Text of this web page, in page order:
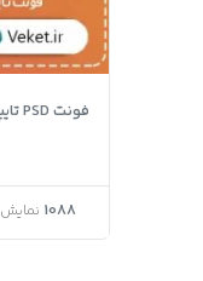
فونت PSD تايپوگرافي و لوگوتايپ ماهگل
1088 نمایش